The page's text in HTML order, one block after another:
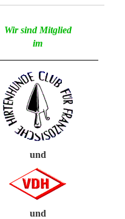
Wir sind Mitglied
im
und
und